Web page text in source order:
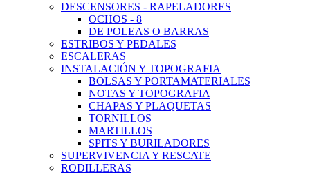
DESCENSORES - RAPELADORES
OCHOS - 8
DE POLEAS O BARRAS
ESTRIBOS Y PEDALES
ESCALERAS
INSTALACIÓN Y TOPOGRAFIA
BOLSAS Y PORTAMATERIALES
NOTAS Y TOPOGRAFIA
CHAPAS Y PLAQUETAS
TORNILLOS
MARTILLOS
SPITS Y BURILADORES
SUPERVIVENCIA Y RESCATE
RODILLERAS